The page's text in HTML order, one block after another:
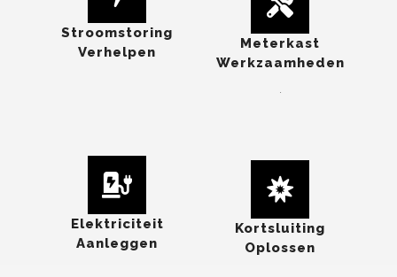
Stroomstoring
Verhelpen
Meterkast
Werkzaamheden
Elektriciteit
Aanleggen
Kortsluiting
Oplossen